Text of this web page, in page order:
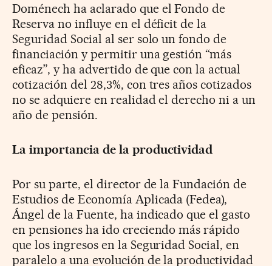
Doménech ha aclarado que el Fondo de
Reserva no influye en el déficit de la
Seguridad Social al ser solo un fondo de
financiación y permitir una gestión “más
eficaz”, y ha advertido de que con la actual
cotización del 28,3%, con tres años cotizados
no se adquiere en realidad el derecho ni a un
año de pensión.
La importancia de la productividad
Por su parte, el director de la Fundación de
Estudios de Economía Aplicada (Fedea),
Ángel de la Fuente, ha indicado que el gasto
en pensiones ha ido creciendo más rápido
que los ingresos en la Seguridad Social, en
paralelo a una evolución de la productividad